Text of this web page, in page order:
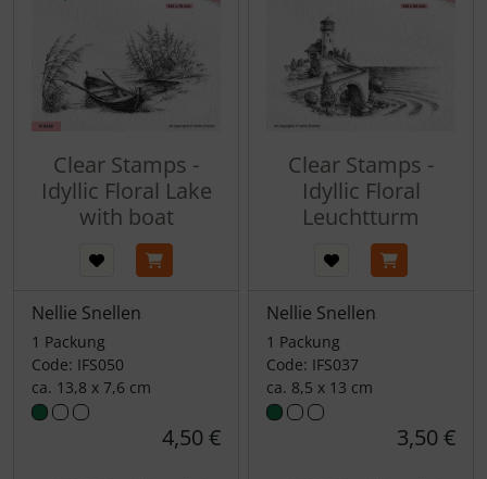
Clear Stamps -
Idyllic Floral Lake
with boat
Nellie Snellen
1 Packung
Code: IFS050
ca. 13,8 x 7,6 cm
4,50 €
Clear Stamps -
Idyllic Floral
Leuchtturm
Nellie Snellen
1 Packung
Code: IFS037
ca. 8,5 x 13 cm
3,50 €